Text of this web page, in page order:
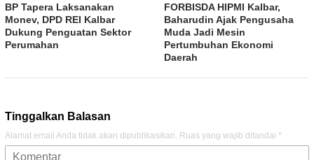
BP Tapera Laksanakan
Monev, DPD REI Kalbar
Dukung Penguatan Sektor
Perumahan
FORBISDA HIPMI Kalbar,
Baharudin Ajak Pengusaha
Muda Jadi Mesin
Pertumbuhan Ekonomi
Daerah
Tinggalkan Balasan
Alamat email Anda tidak akan dipublikasikan. Ruas yang wajib ditandai *